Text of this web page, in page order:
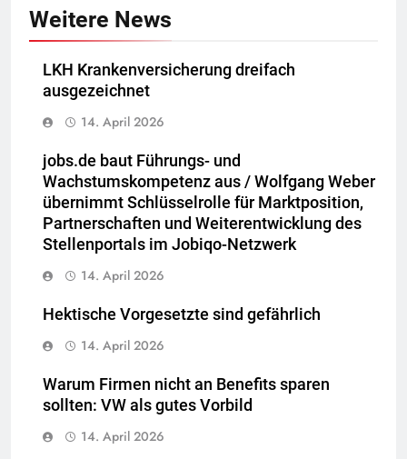
Weitere News
LKH Krankenversicherung dreifach
ausgezeichnet
14. April 2026
jobs.de baut Führungs- und
Wachstumskompetenz aus / Wolfgang Weber
übernimmt Schlüsselrolle für Marktposition,
Partnerschaften und Weiterentwicklung des
Stellenportals im Jobiqo-Netzwerk
14. April 2026
Hektische Vorgesetzte sind gefährlich
14. April 2026
Warum Firmen nicht an Benefits sparen
sollten: VW als gutes Vorbild
14. April 2026